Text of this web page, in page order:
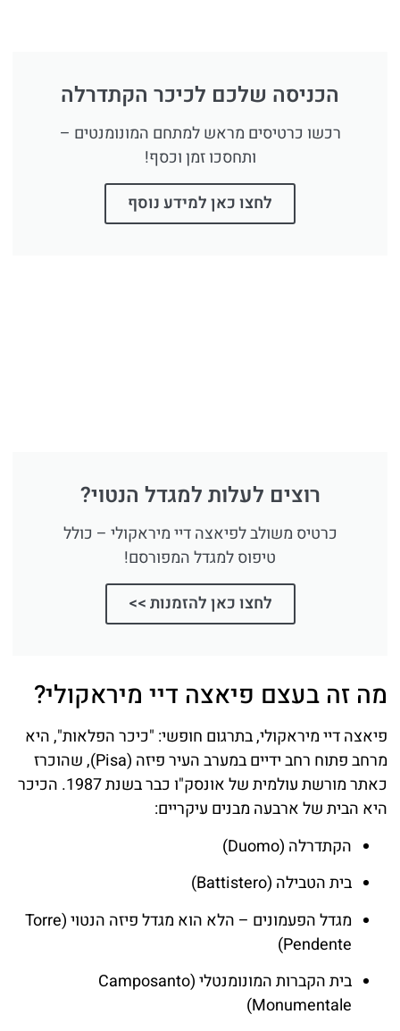
הכניסה שלכם לכיכר הקתדרלה
רכשו כרטיסים מראש למתחם המונומנטים –
ותחסכו זמן וכסף!
לחצו כאן למידע נוסף
רוצים לעלות למגדל הנטוי?
כרטיס משולב לפיאצה דיי מיראקולי – כולל
טיפוס למגדל המפורסם!
לחצו כאן להזמנות >>
מה זה בעצם פיאצה דיי מיראקולי?
פיאצה דיי מיראקולי, בתרגום חופשי: "כיכר הפלאות", היא
מרחב פתוח רחב ידיים במערב העיר פיזה (Pisa), שהוכרז
כאתר מורשת עולמית של אונסק"ו כבר בשנת 1987. הכיכר
היא הבית של ארבעה מבנים עיקריים:
הקתדרלה (Duomo)
בית הטבילה (Battistero)
מגדל הפעמונים – הלא הוא מגדל פיזה הנטוי (Torre
Pendente)
בית הקברות המונומנטלי (Camposanto
Monumentale)